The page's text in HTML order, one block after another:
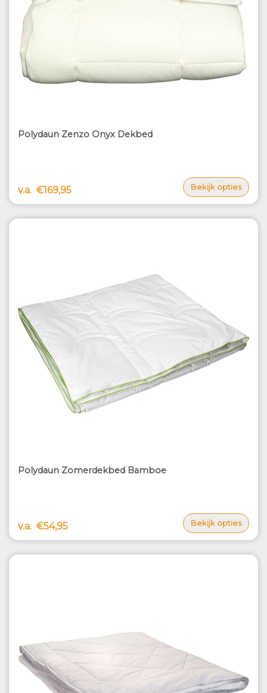
Polydaun Zenzo Onyx Dekbed
v.a. €169,95 Bekijk opties
Polydaun Zomerdekbed Bamboe
v.a. €54,95 Bekijk opties